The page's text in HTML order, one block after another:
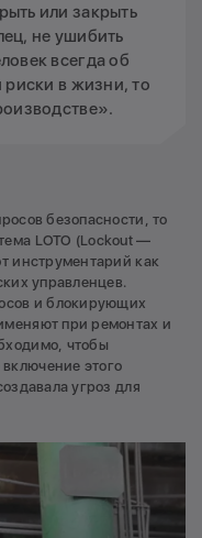
или закрыть
не ушибить
всегда об
риски в жизни, то
безопасности, то
LOTO (Lockout —
инструментарий как
управленцев.
и блокирующих
при ремонтах и
чтобы
этого
угроз для